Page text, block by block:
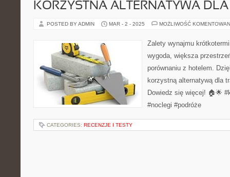
KORZYSTNA ALTERNATYWA
POSTED BY ADMIN MAR - 2 - 2025 MOŻLIWOŚĆ
Zalety wynajmu
wygoda, większa
porównaniu z hotelem.
korzystną alternatywą dla
Dowiedz się więcej! 🏠🌟
#noclegi #podróże
CATEGORIES: RECENZJE I TESTY